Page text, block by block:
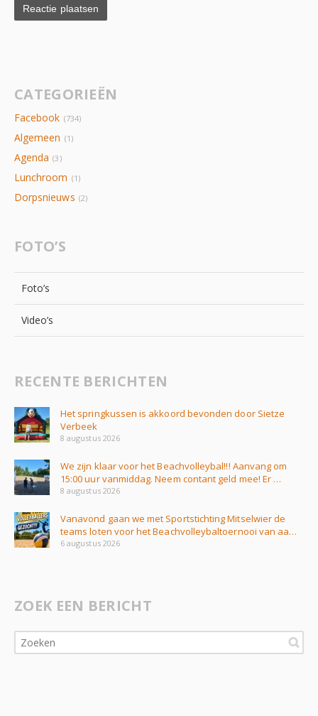
CATEGORIEËN
Facebook (734)
Algemeen (1)
Agenda (3)
Lunchroom (1)
Dorpsnieuws (2)
FOTO’S
Foto’s
Video’s
RECENTE BERICHTEN
Het springkussen is akkoord bevonden door Sietze
Verbeek
8 augustus 2026
We zijn klaar voor het Beachvolleybal!!! Aanvang om
15:00 uur vanmiddag. Neem contant geld mee! Er …
8 augustus 2026
Vanavond gaan we met Sportstichting Mitselwier de
teams loten voor het Beachvolleybaltoernooi van aa…
6 augustus 2026
ZOEK EEN BERICHT